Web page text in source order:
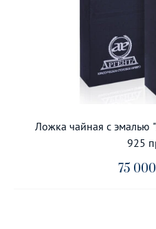
Ложка чайная с эмалью
925
75 000